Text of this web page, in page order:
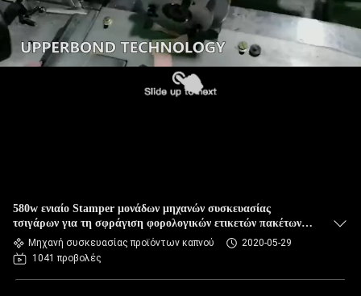
580w ενιαίο Stamper μονάδων μηχανών συσκευασίας
τσιγάρων για τη σφράγιση φορολογικών ετικετών πακέτων
πακέτων πούρων
Μηχανή συσκευασίας προϊόντων καπνού
2020-05-29
1041 προβολές